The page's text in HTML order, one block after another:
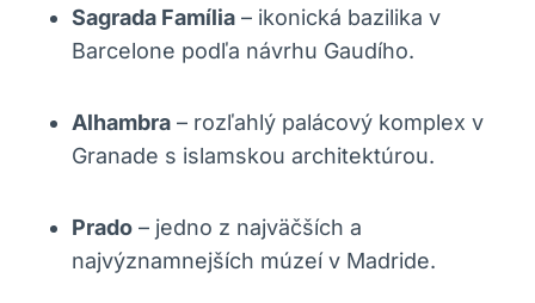
Sagrada Família – ikonická bazilika v
Barcelone podľa návrhu Gaudího.
Alhambra – rozľahlý palácový komplex v
Granade s islamskou architektúrou.
Prado – jedno z najväčších a
najvýznamnejších múzeí v Madride.